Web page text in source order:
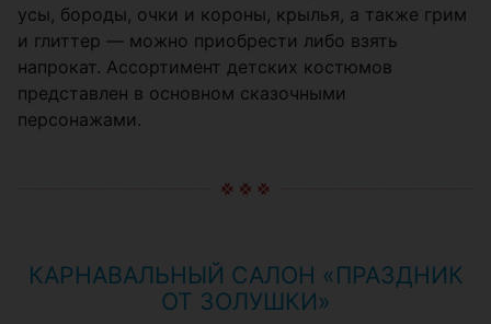
усы, бороды, очки и короны, крылья, а также грим
и глиттер — можно приобрести либо взять
напрокат. Ассортимент детских костюмов
представлен в основном сказочными
персонажами.
КАРНАВАЛЬНЫЙ САЛОН «ПРАЗДНИК
ОТ ЗОЛУШКИ»